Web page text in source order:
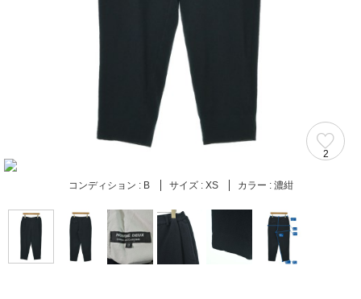
2
コンディション : B サイズ : XS カラー : 濃紺